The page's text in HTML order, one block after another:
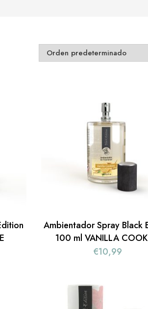
Ambientador Spray Black
100 ml VANILLA
€10,99